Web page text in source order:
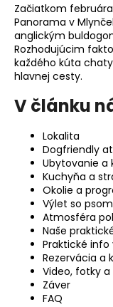
Začiatkom
Panorama v
anglickým
Rozhodujúcim
každého kúta
hlavnej cesty.
V článku
Lokalita
Dogfriendly
Ubytovanie a
Kuchyňa a
Okolie a
Výlet so
Atmosféra
Naše
Praktické info
Rezervácia a
Video, fotky
Záver
FAQ
O
d
p
o
r
ú